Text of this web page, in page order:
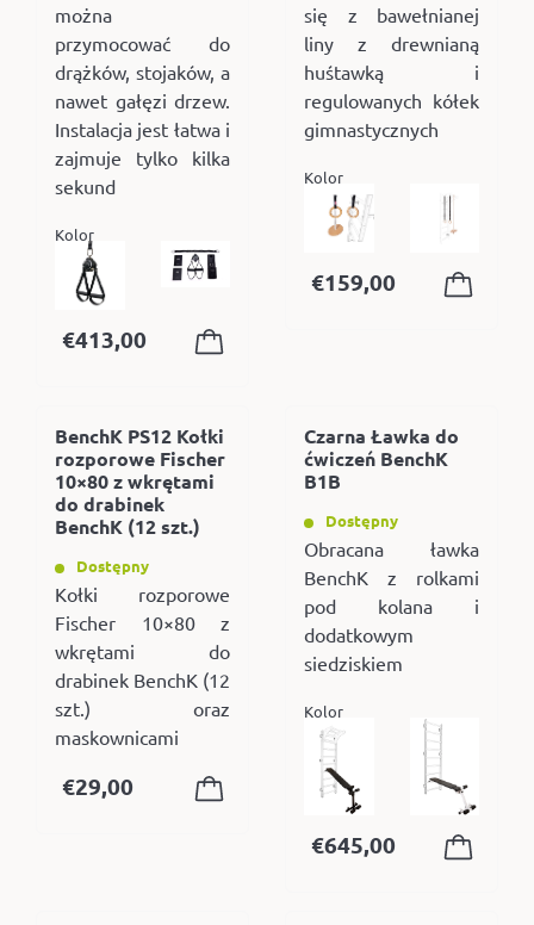
można
przymocować do
drążków, stojaków, a
nawet gałęzi drzew.
Instalacja jest łatwa i
zajmuje tylko kilka
sekund
Kolor
€413,00
się z bawełnianej
liny z drewnianą
huśtawką i
regulowanych kółek
gimnastycznych
Kolor
€159,00
BenchK PS12 Kołki
rozporowe Fischer
10×80 z wkrętami
do drabinek
BenchK (12 szt.)
Dostępny
Kołki rozporowe
Fischer 10×80 z
wkrętami do
drabinek BenchK (12
szt.) oraz
maskownicami
€29,00
Czarna Ławka do
ćwiczeń BenchK
B1B
Dostępny
Obracana ławka
BenchK z rolkami
pod kolana i
dodatkowym
siedziskiem
Kolor
€645,00